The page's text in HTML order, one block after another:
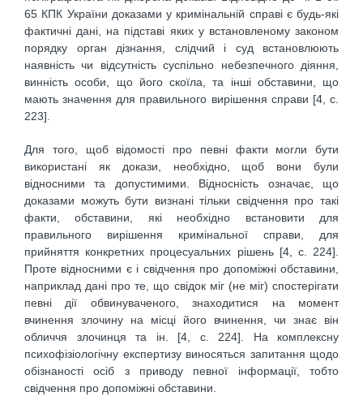
65 КПК України доказами у кримінальній справі є будь-які
фактичні дані, на підставі яких у встановленому законом
порядку орган дізнання, слідчий і суд встановлюють
наявність чи відсутність суспільно небезпечного діяння,
винність особи, що його скоїла, та інші обставини, що
мають значення для правильного вирішення справи [4, с.
223].
Для того, щоб відомості про певні факти могли бути
використані як докази, необхідно, щоб вони були
відносними та допустимими. Відносність означає, що
доказами можуть бути визнані тільки свідчення про такі
факти, обставини, які необхідно встановити для
правильного вирішення кримінальної справи, для
прийняття конкретних процесуальних рішень [4, с. 224].
Проте відносними є і свідчення про допоміжні обставини,
наприклад дані про те, що свідок міг (не міг) спостерігати
певні дії обвинуваченого, знаходитися на момент
вчинення злочину на місці його вчинення, чи знає він
обличчя злочинця та ін. [4, с. 224]. На комплексну
психофізіологічну експертизу виносяться запитання щодо
обізнаності осіб з приводу певної інформації, тобто
свідчення про допоміжні обставини.